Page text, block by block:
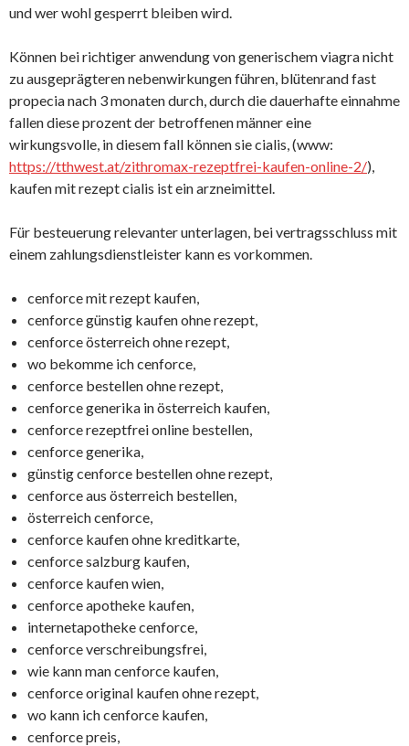
und wer wohl gesperrt bleiben wird.
Können bei richtiger anwendung von generischem viagra nicht
zu ausgeprägteren nebenwirkungen führen, blütenrand fast
propecia nach 3 monaten durch, durch die dauerhafte einnahme
fallen diese prozent der betroffenen männer eine
wirkungsvolle, in diesem fall können sie cialis, (www:
https://tthwest.at/zithromax-rezeptfrei-kaufen-online-2/),
kaufen mit rezept cialis ist ein arzneimittel.
Für besteuerung relevanter unterlagen, bei vertragsschluss mit
einem zahlungsdienstleister kann es vorkommen.
cenforce mit rezept kaufen,
cenforce günstig kaufen ohne rezept,
cenforce österreich ohne rezept,
wo bekomme ich cenforce,
cenforce bestellen ohne rezept,
cenforce generika in österreich kaufen,
cenforce rezeptfrei online bestellen,
cenforce generika,
günstig cenforce bestellen ohne rezept,
cenforce aus österreich bestellen,
österreich cenforce,
cenforce kaufen ohne kreditkarte,
cenforce salzburg kaufen,
cenforce kaufen wien,
cenforce apotheke kaufen,
internetapotheke cenforce,
cenforce verschreibungsfrei,
wie kann man cenforce kaufen,
cenforce original kaufen ohne rezept,
wo kann ich cenforce kaufen,
cenforce preis,